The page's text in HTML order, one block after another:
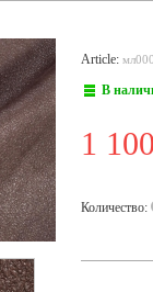
Article:
В
1
Количество: